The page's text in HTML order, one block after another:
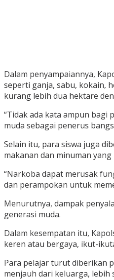
Dalam penyampaiannya,
seperti ganja, sabu, kokain,
kurang lebih dua hektare
“Tidak ada kata ampun bagi
muda sebagai penerus
Selain itu, para siswa juga
makanan dan minuman
“Narkoba dapat merusak
dan perampokan untuk
Menurutnya, dampak
generasi muda.
Dalam kesempatan itu,
keren atau bergaya, ikut-
Para pelajar turut diberikan
menjauh dari keluarga,